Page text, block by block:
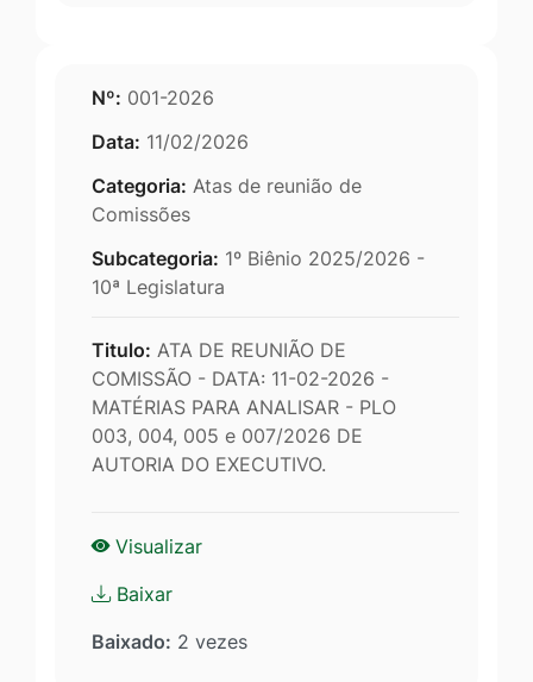
Nº: 001-2026
Data: 11/02/2026
Categoria: Atas de reunião de
Comissões
Subcategoria: 1º Biênio 2025/2026 -
10ª Legislatura
Titulo: ATA DE REUNIÃO DE
COMISSÃO - DATA: 11-02-2026 -
MATÉRIAS PARA ANALISAR - PLO
003, 004, 005 e 007/2026 DE
AUTORIA DO EXECUTIVO.
Visualizar
Baixar
Baixado: 2 vezes